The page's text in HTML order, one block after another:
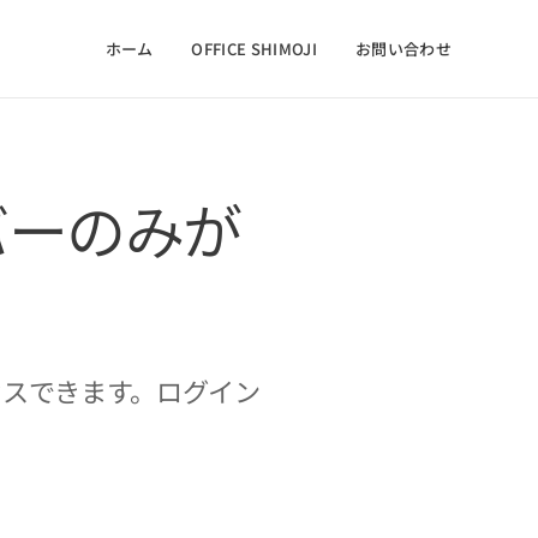
ホーム OFFICE SHIMOJI お問い合わせ
のみが
できます。ログイン